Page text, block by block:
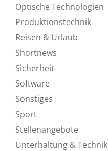
Optische Technologien
Produktionstechnik
Reisen & Urlaub
Shortnews
Sicherheit
Software
Sonstiges
Sport
Stellenangebote
Unterhaltung & Technik